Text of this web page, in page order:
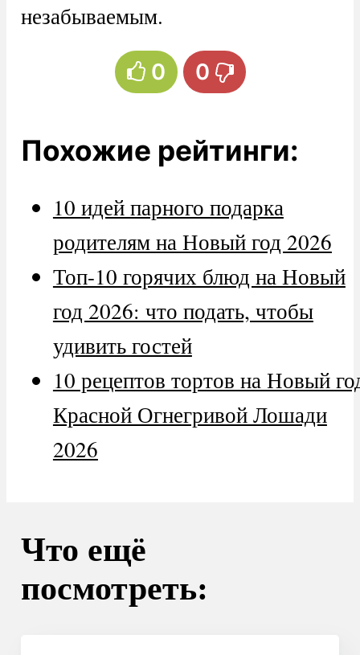
незабываемым.
0 0
Похожие рейтинги:
10 идей парного подарка
родителям на Новый год 2026
Топ-10 горячих блюд на Новый
год 2026: что подать, чтобы
удивить гостей
10 рецептов тортов на Новый
Красной Огнегривой Лошади
2026
Что ещё
посмотреть: